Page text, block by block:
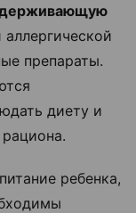
препараты.
диету и
ребенка,